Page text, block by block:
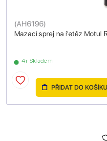
Mazací sprej na řetěz Motul
(AH6196)
4+ Skladem
PŘIDAT DO KOŠÍKU